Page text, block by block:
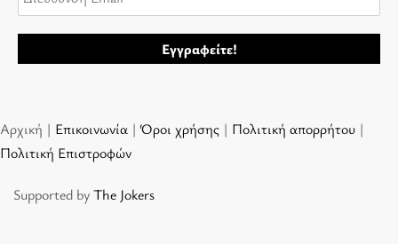
Αρχική | Επικοινωνία |Όροι χρήσης | Πολιτική απορρήτου |
Πολιτική Επιστροφών
Supported byThe Jokers